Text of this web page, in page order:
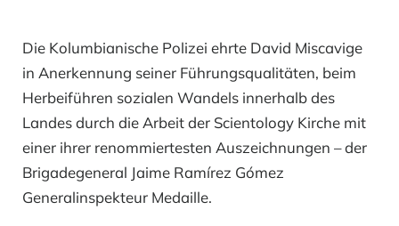
Die Kolumbianische Polizei ehrte David Miscavige
in Anerkennung seiner Führungsqualitäten, beim
Herbeiführen sozialen Wandels innerhalb des
Landes durch die Arbeit der Scientology Kirche mit
einer ihrer renommiertesten Auszeichnungen – der
Brigadegeneral Jaime Ramírez Gómez
Generalinspekteur Medaille.